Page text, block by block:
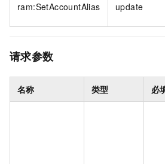
ram:SetAccountAlias update
请求参数
名称 类型 必